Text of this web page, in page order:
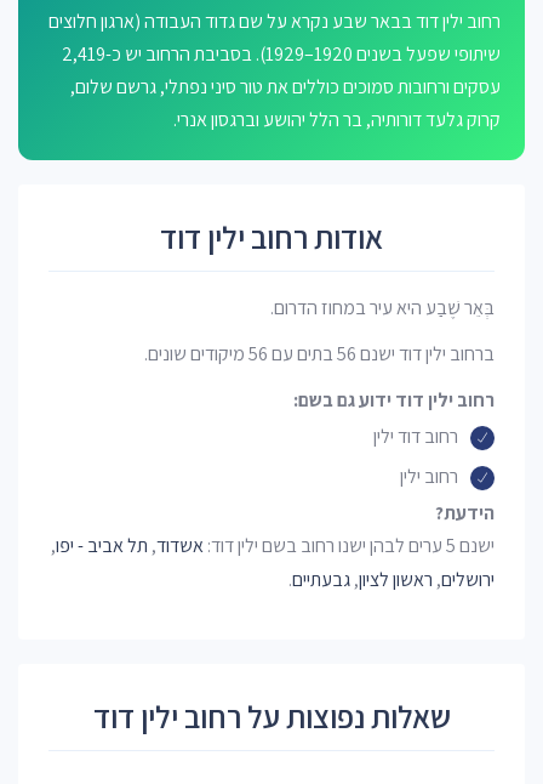
רחוב ילין דוד בבאר שבע נקרא על שם גדוד העבודה (ארגון חלוצים
שיתופי שפעל בשנים 1920–1929). בסביבת הרחוב יש כ-2,419
עסקים ורחובות סמוכים כוללים את טור סיני נפתלי, גרשם שלום,
קרוק גלעד דורותיה, בר הלל יהושע וברגסון אנרי.
אודות רחוב ילין דוד
בְּאֵר שֶׁבַע היא עיר במחוז הדרום.
ברחוב ילין דוד ישנם 56 בתים עם 56 מיקודים שונים.
רחוב ילין דוד ידוע גם בשם:
רחוב דוד ילין
רחוב ילין
הידעת?
ישנם 5 ערים לבהן ישנו רחוב בשם ילין דוד:
אשדוד, תל אביב - יפו,
ירושלים, ראשון לציון,גבעתיים.
שאלות נפוצות על רחוב ילין דוד